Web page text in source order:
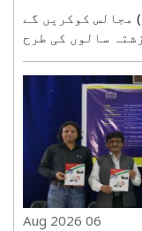
مجالس کوکریں گے
نئی دہلی ،6اگست ( ہ س) گزشتہ سالوں کی طرح
امام حسین ?کی
کی جانب سے
23صفر المظفرتا 25صفر المظفر7,8 اور9اگست تک’مسجد
06 Aug 2026